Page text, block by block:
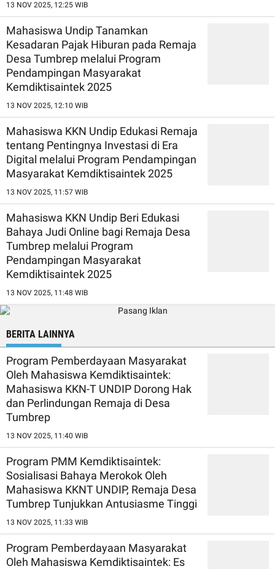
13 NOV 2025, 12:25 WIB
Mahasiswa Undip Tanamkan
Kesadaran Pajak Hiburan pada Remaja
Desa Tumbrep melalui Program
Pendampingan Masyarakat
Kemdiktisaintek 2025
13 NOV 2025, 12:10 WIB
Mahasiswa KKN Undip Edukasi Remaja
tentang Pentingnya Investasi di Era
Digital melalui Program Pendampingan
Masyarakat Kemdiktisaintek 2025
13 NOV 2025, 11:57 WIB
Mahasiswa KKN Undip Beri Edukasi
Bahaya Judi Online bagi Remaja Desa
Tumbrep melalui Program
Pendampingan Masyarakat
Kemdiktisaintek 2025
13 NOV 2025, 11:48 WIB
BERITA LAINNYA
Program Pemberdayaan Masyarakat
Oleh Mahasiswa Kemdiktisaintek:
Mahasiswa KKN-T UNDIP Dorong Hak
dan Perlindungan Remaja di Desa
Tumbrep
13 NOV 2025, 11:40 WIB
Program PMM Kemdiktisaintek:
Sosialisasi Bahaya Merokok Oleh
Mahasiswa KKNT UNDIP, Remaja Desa
Tumbrep Tunjukkan Antusiasme Tinggi
13 NOV 2025, 11:33 WIB
Program Pemberdayaan Masyarakat
Oleh Mahasiswa Kemdiktisaintek: Es